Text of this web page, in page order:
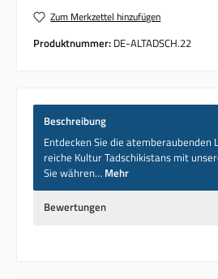
Zum Merkzettel hinzufügen
Produktnummer: DE-ALTADSCH.22
Beschreibung
Entdecken Sie die atemberaubenden
reiche Kultur Tadschikistans mit
Sie währen… Mehr
Bewertungen